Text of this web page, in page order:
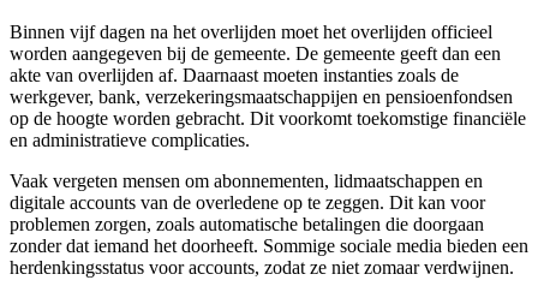
Binnen vijf dagen na het overlijden moet het overlijden officieel
worden aangegeven bij de gemeente. De gemeente geeft dan een
akte van overlijden af. Daarnaast moeten instanties zoals de
werkgever, bank, verzekeringsmaatschappijen en pensioenfondsen
op de hoogte worden gebracht. Dit voorkomt toekomstige financiële
en administratieve complicaties.
Vaak vergeten mensen om abonnementen, lidmaatschappen en
digitale accounts van de overledene op te zeggen. Dit kan voor
problemen zorgen, zoals automatische betalingen die doorgaan
zonder dat iemand het doorheeft. Sommige sociale media bieden een
herdenkingsstatus voor accounts, zodat ze niet zomaar verdwijnen.